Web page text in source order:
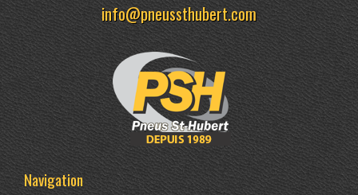
info@pneussthubert.com
Navigation